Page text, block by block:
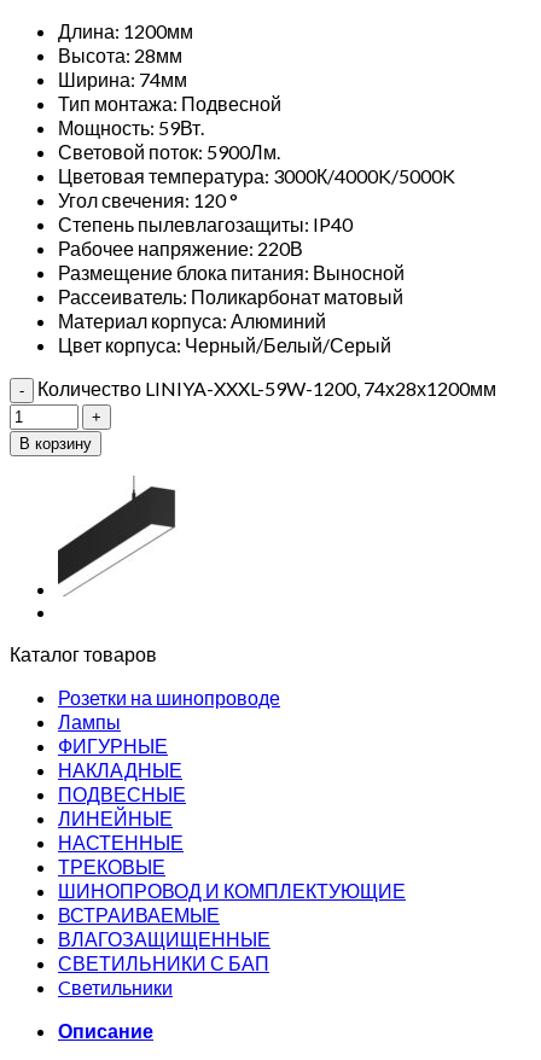
Длина: 1200мм
Высота: 28мм
Ширина: 74мм
Тип монтажа: Подвесной
Мощность: 59Вт.
Световой поток: 5900Лм.
Цветовая температура: 3000К/4000K/5000K
Угол свечения: 120 °
Степень пылевлагозащиты: IP40
Рабочее напряжение: 220В
Размещение блока питания: Выносной
Рассеиватель: Поликарбонат матовый
Материал корпуса: Алюминий
Цвет корпуса: Черный/Белый/Серый
Количество LINIYA-XXXL-59W-1200, 74х28х1200мм
В корзину
Каталог товаров
Розетки на шинопроводе
Лампы
ФИГУРНЫЕ
НАКЛАДНЫЕ
ПОДВЕСНЫЕ
ЛИНЕЙНЫЕ
НАСТЕННЫЕ
ТРЕКОВЫЕ
ШИНОПРОВОД И КОМПЛЕКТУЮЩИЕ
ВСТРАИВАЕМЫЕ
ВЛАГОЗАЩИЩЕННЫЕ
СВЕТИЛЬНИКИ С БАП
Cветильники
Описание